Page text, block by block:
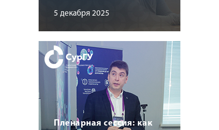
5 декабря 2025
Пленарная сессия: как